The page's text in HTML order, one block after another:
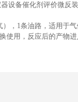
设备催化剂评价微反
），1条油路，适用于
使用，反应后的产物